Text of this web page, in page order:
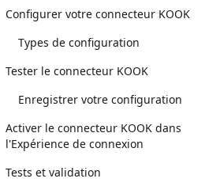
Configurer votre connecteur KOOK
Types de configuration
Tester le connecteur KOOK
Enregistrer votre configuration
Activer le connecteur KOOK dans
l'Expérience de connexion
Tests et validation